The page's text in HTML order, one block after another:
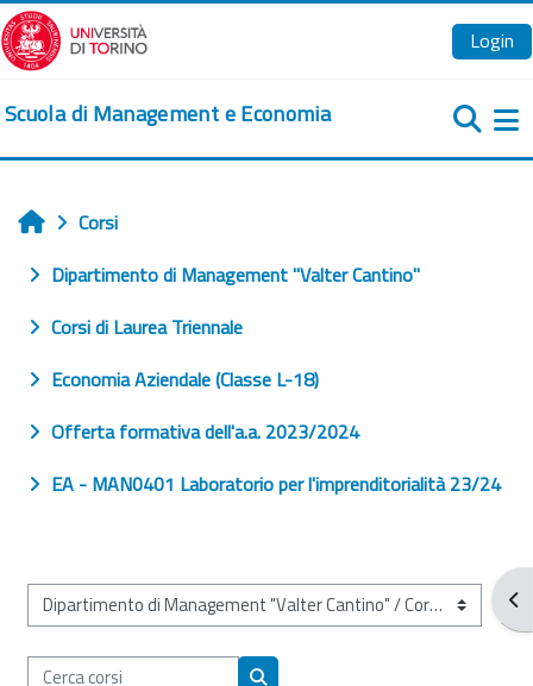
Vai al contenuto principale
Login
Scuola di Management e Economia
Home
Corsi
Dipartimento di Management "Valter Cantino"
Corsi di Laurea Triennale
Economia Aziendale (Classe L-18)
Offerta formativa dell'a.a. 2023/2024
EA - MAN0401 Laboratorio per l'imprenditorialità 23/24
Categorie di corso
Cerca corsi